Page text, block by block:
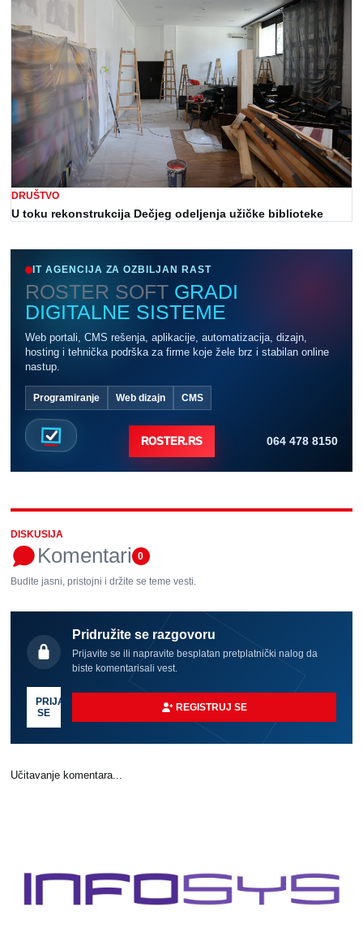
DRUŠTVO
U toku rekonstrukcija Dečjeg odeljenja užičke biblioteke
IT AGENCIJA ZA OZBILJAN RAST
ROSTER SOFT GRADI
DIGITALNE SISTEME
Web portali, CMS rešenja, aplikacije, automatizacija, dizajn,
hosting i tehnička podrška za firme koje žele brz i stabilan online
nastup.
Programiranje Web dizajn CMS
ROSTER.RS 064 478 8150
DISKUSIJA
Komentari 0
Budite jasni, pristojni i držite se teme vesti.
Pridružite se razgovoru
Prijavite se ili napravite besplatan pretplatnički nalog da
biste komentarisali vest.
PRIJAVI
SE
REGISTRUJ SE
Učitavanje komentara...